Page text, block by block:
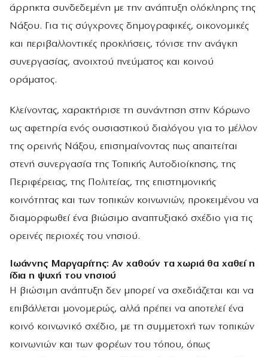
άρρηκτα συνδεδεμένη με την ανάπτυξη ολόκληρης της
Νάξου. Για τις σύγχρονες δημογραφικές, οικονομικές
και περιβαλλοντικές προκλήσεις, τόνισε την ανάγκη
συνεργασίας, ανοιχτού πνεύματος και κοινού
οράματος.
Κλείνοντας, χαρακτήρισε τη συνάντηση στην Κόρωνο
ως αφετηρία ενός ουσιαστικού διαλόγου για το μέλλον
της ορεινής Νάξου, επισημαίνοντας πως απαιτείται
στενή συνεργασία της Τοπικής Αυτοδιοίκησης, της
Περιφέρειας, της Πολιτείας, της επιστημονικής
κοινότητας και των τοπικών κοινωνιών, προκειμένου να
διαμορφωθεί ένα βιώσιμο αναπτυξιακό σχέδιο για τις
ορεινές περιοχές του νησιού.
Ιωάννης Μαργαρίτης: Αν χαθούν τα χωριά θα χαθεί η
ίδια η ψυχή του νησιού
Η βιώσιμη ανάπτυξη δεν μπορεί να σχεδιάζεται και να
επιβάλλεται μονομερώς, αλλά πρέπει να αποτελεί ένα
κοινό κοινωνικό σχέδιο, με τη συμμετοχή των τοπικών
κοινωνιών και των φορέων του τόπου, όπως